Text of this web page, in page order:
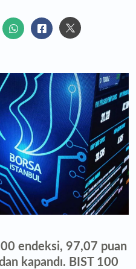
endeksi, 97,07 puan
kapandı. BIST 100